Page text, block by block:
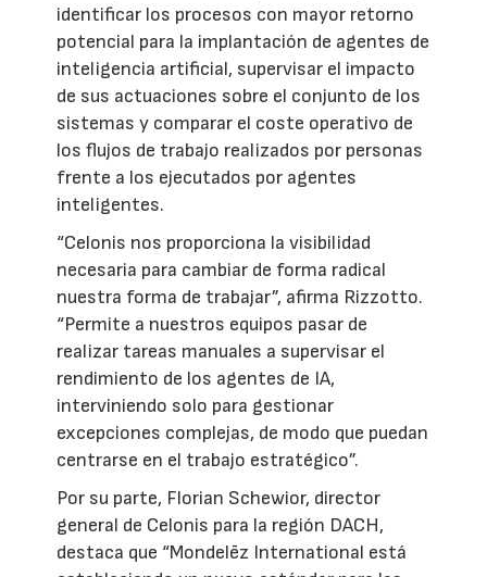
identificar los procesos con mayor retorno
potencial para la implantación de agentes de
inteligencia artificial, supervisar el impacto
de sus actuaciones sobre el conjunto de los
sistemas y comparar el coste operativo de
los flujos de trabajo realizados por personas
frente a los ejecutados por agentes
inteligentes.
“Celonis nos proporciona la visibilidad
necesaria para cambiar de forma radical
nuestra forma de trabajar”, afirma Rizzotto.
“Permite a nuestros equipos pasar de
realizar tareas manuales a supervisar el
rendimiento de los agentes de IA,
interviniendo solo para gestionar
excepciones complejas, de modo que puedan
centrarse en el trabajo estratégico”.
Por su parte, Florian Schewior, director
general de Celonis para la región DACH,
destaca que “Mondelēz International está